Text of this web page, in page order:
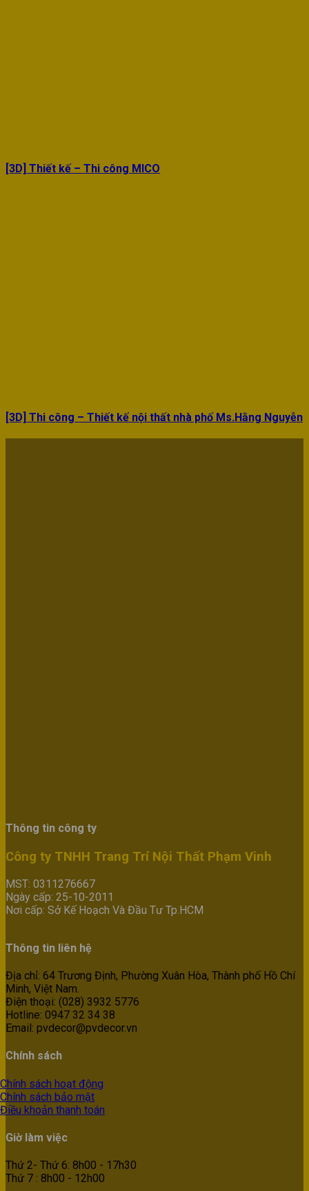
[3D] Thiết kế – Thi công MICO
[3D] Thi công – Thiết kế nội thất nhà phố Ms.Hằng Nguyễn
Thông tin công ty
Công ty TNHH Trang Trí Nội Thất Phạm Vinh
MST: 0311276667
Ngày cấp: 25-10-2011
Nơi cấp: Sở Kế Hoạch Và Đầu Tư Tp.HCM
Thông tin liên hệ
Địa chỉ: 64 Trương Định, Phường Xuân Hòa, Thành phố Hồ Chí
Minh, Việt Nam.
Điện thoại: (028) 3932 5776
Hotline: 0947 32 34 38
Email: pvdecor@pvdecor.vn
Chính sách
Chính sách hoạt động
Chính sách bảo mật
Điều khoản thanh toán
Giờ làm việc
Thứ 2- Thứ 6: 8h00 - 17h30
Thứ 7 : 8h00 - 12h00